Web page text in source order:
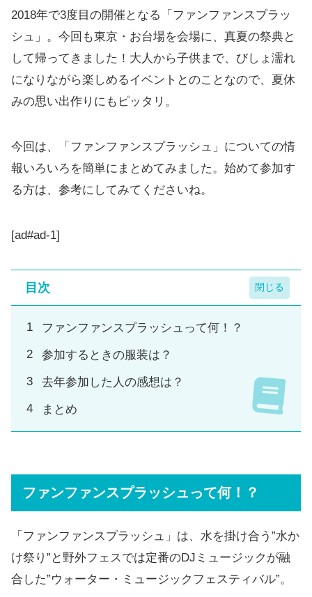
2018年で3度目の開催となる「ファンファンスプラッ
シュ」。今回も東京・お台場を会場に、真夏の祭典と
して帰ってきました！大人から子供まで、びしょ濡れ
になりながら楽しめるイベントとのことなので、夏休
みの思い出作りにもピッタリ。
今回は、「ファンファンスプラッシュ」についての情
報いろいろを簡単にまとめてみました。始めて参加す
る方は、参考にしてみてくださいね。
[ad#ad-1]
目次
ファンファンスプラッシュって何！？
参加するときの服装は？
去年参加した人の感想は？
まとめ
ファンファンスプラッシュって何！？
「ファンファンスプラッシュ」は、水を掛け合う”水か
け祭り”と野外フェスでは定番のDJミュージックが融
合した”ウォーター・ミュージックフェスティバル”。